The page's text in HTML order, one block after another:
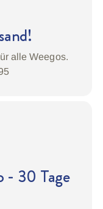
alle Weegos.
- 30 Tage